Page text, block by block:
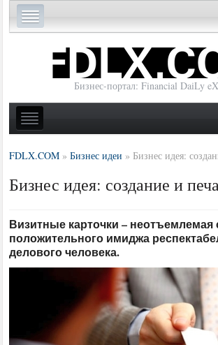
Бизнес-портал: Financial DaiLy
FDLX.COM »Бизнес идеи » Бизнес идея:
Бизнес идея: создание и
Визитные карточки –
положительного имиджа
делового человека.